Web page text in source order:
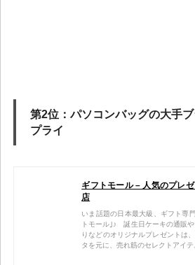
第2位：パソコンバッグの大手
プライ
ギフトモール – 人気のプレ
店
いま話題の日本最大級、ギフト専
トモール｣♪ 誕生日ケーキの通販
りなどのオリジナルプレゼントは
タを元に、売れ筋のセレクトアイテ